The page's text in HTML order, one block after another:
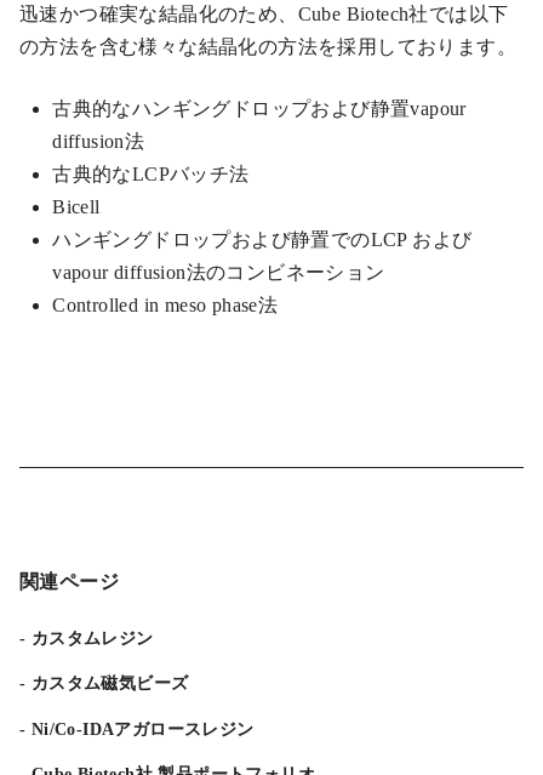
迅速かつ確実な結晶化のため、Cube Biotech社では以下
の方法を含む様々な結晶化の方法を採用しております。
古典的なハンギングドロップおよび静置vapour
diffusion法
古典的なLCPバッチ法
Bicell
ハンギングドロップおよび静置でのLCP および
vapour diffusion法のコンビネーション
Controlled in meso phase法
関連ページ
カスタムレジン
カスタム磁気ビーズ
Ni/Co-IDAアガロースレジン